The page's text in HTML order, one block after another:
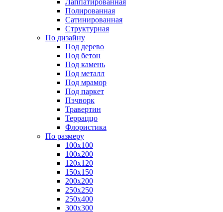
Лаппатированная
Полированная
Сатинированная
Структурная
По дизайну
Под дерево
Под бетон
Под камень
Под металл
Под мрамор
Под паркет
Пэчворк
Травертин
Терраццо
Флористика
По размеру
100х100
100х200
120х120
150х150
200х200
250х250
250х400
300х300